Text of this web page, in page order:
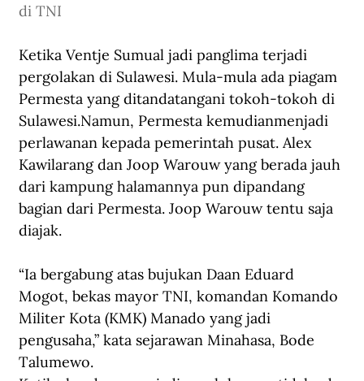
di TNI
Ketika Ventje Sumual jadi panglima terjadi
pergolakan di Sulawesi. Mula-mula ada piagam
Permesta yang ditandatangani tokoh-tokoh di
Sulawesi.Namun, Permesta kemudianmenjadi
perlawanan kepada pemerintah pusat. Alex
Kawilarang dan Joop Warouw yang berada jauh
dari kampung halamannya pun dipandang
bagian dari Permesta. Joop Warouw tentu saja
diajak.
“Ia bergabung atas bujukan Daan Eduard
Mogot, bekas mayor TNI, komandan Komando
Militer Kota (KMK) Manado yang jadi
pengusaha,” kata sejarawan Minahasa, Bode
Talumewo.